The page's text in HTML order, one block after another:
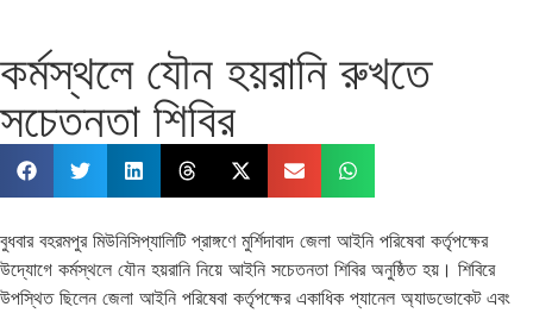
কর্মস্থলে যৌন হয়রানি রুখতে
সচেতনতা শিবির
বুধবার বহরমপুর মিউনিসিপ্যালিটি প্রাঙ্গণে মুর্শিদাবাদ জেলা আইনি পরিষেবা কর্তৃপক্ষের
উদ্যোগে কর্মস্থলে যৌন হয়রানি নিয়ে আইনি সচেতনতা শিবির অনুষ্ঠিত হয়। শিবিরে
উপস্থিত ছিলেন জেলা আইনি পরিষেবা কর্তৃপক্ষের একাধিক প্যানেল অ্যাডভোকেট এবং